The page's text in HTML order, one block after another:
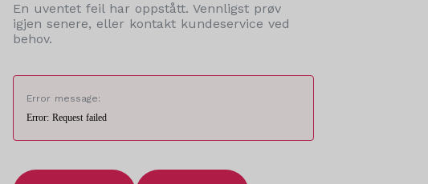
En uventet feil har oppstått. Vennligst prøv
igjen senere, eller kontakt kundeservice ved
behov.
Error message:
Error: Request failed